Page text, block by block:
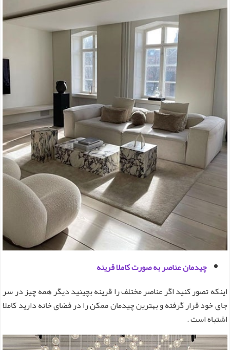
چیدمان عناصر به صورت کاملا قرینه
اینکه تصور کنید اگر عناصر مختلف را قرینه بچینید دیگر همه چیز در سر
جای خود قرار گرفته و بهترین چیدمان ممکن را در فضای خانه دارید کاملا
اشتباه است .